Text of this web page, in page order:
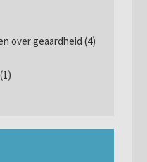
over geaardheid (4)